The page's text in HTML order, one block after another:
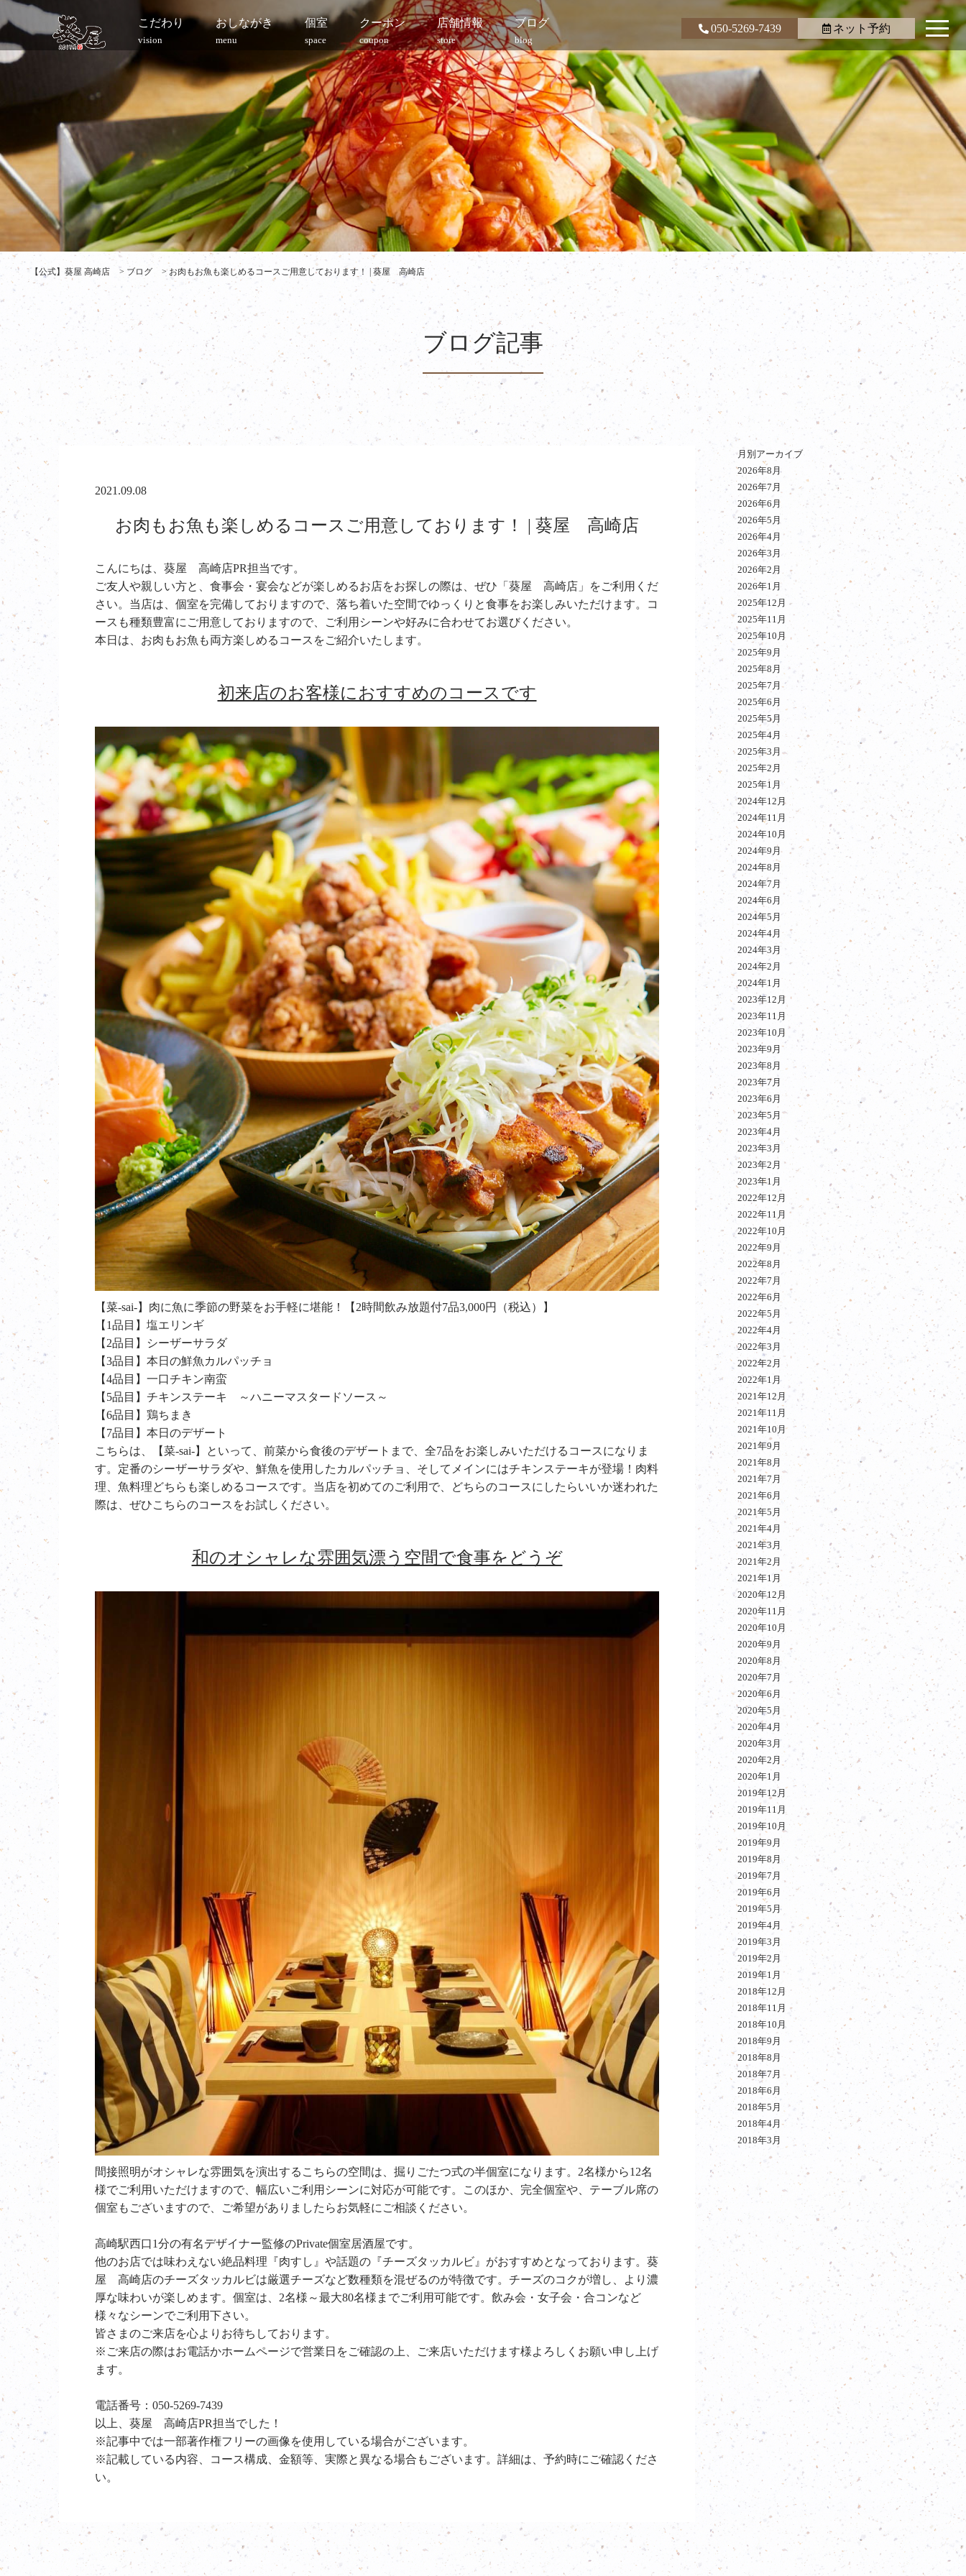
こだわり
vision
おしながき
menu
個室
space
クーポン
coupon
店舗情報
store
ブログ
blog
050-5269-7439 ネット予約
【公式】葵屋 高崎店 > ブログ > お肉もお魚も楽しめるコースご用意しております！ | 葵屋 高崎店
ブログ記事
2021.09.08
お肉もお魚も楽しめるコースご用意しております！ | 葵屋 高崎店
こんにちは、葵屋 高崎店PR担当です。
ご友人や親しい方と、食事会・宴会などが楽しめるお店をお探しの際は、ぜひ「葵屋 高崎店」をご利用くだ
さい。当店は、個室を完備しておりますので、落ち着いた空間でゆっくりと食事をお楽しみいただけます。コ
ースも種類豊富にご用意しておりますので、ご利用シーンや好みに合わせてお選びください。
本日は、お肉もお魚も両方楽しめるコースをご紹介いたします。
初来店のお客様におすすめのコースです
【菜-sai-】肉に魚に季節の野菜をお手軽に堪能！【2時間飲み放題付7品3,000円（税込）】
【1品目】塩エリンギ
【2品目】シーザーサラダ
【3品目】本日の鮮魚カルパッチョ
【4品目】一口チキン南蛮
【5品目】チキンステーキ ～ハニーマスタードソース～
【6品目】鶏ちまき
【7品目】本日のデザート
こちらは、【菜-sai-】といって、前菜から食後のデザートまで、全7品をお楽しみいただけるコースになりま
す。定番のシーザーサラダや、鮮魚を使用したカルパッチョ、そしてメインにはチキンステーキが登場！肉料
理、魚料理どちらも楽しめるコースです。当店を初めてのご利用で、どちらのコースにしたらいいか迷われた
際は、ぜひこちらのコースをお試しください。
和のオシャレな雰囲気漂う空間で食事をどうぞ
間接照明がオシャレな雰囲気を演出するこちらの空間は、掘りごたつ式の半個室になります。2名様から12名
様でご利用いただけますので、幅広いご利用シーンに対応が可能です。このほか、完全個室や、テーブル席の
個室もございますので、ご希望がありましたらお気軽にご相談ください。
高崎駅西口1分の有名デザイナー監修のPrivate個室居酒屋です。
他のお店では味わえない絶品料理『肉すし』や話題の『チーズタッカルビ』がおすすめとなっております。葵
屋 高崎店のチーズタッカルビは厳選チーズなど数種類を混ぜるのが特徴です。チーズのコクが増し、より濃
厚な味わいが楽しめます。個室は、2名様～最大80名様までご利用可能です。飲み会・女子会・合コンなど
様々なシーンでご利用下さい。
皆さまのご来店を心よりお待ちしております。
※ご来店の際はお電話かホームページで営業日をご確認の上、ご来店いただけます様よろしくお願い申し上げ
ます。
電話番号：050-5269-7439
以上、葵屋 高崎店PR担当でした！
※記事中では一部著作権フリーの画像を使用している場合がございます。
※記載している内容、コース構成、金額等、実際と異なる場合もございます。詳細は、予約時にご確認くださ
い。
月別アーカイブ
2026年8月
2026年7月
2026年6月
2026年5月
2026年4月
2026年3月
2026年2月
2026年1月
2025年12月
2025年11月
2025年10月
2025年9月
2025年8月
2025年7月
2025年6月
2025年5月
2025年4月
2025年3月
2025年2月
2025年1月
2024年12月
2024年11月
2024年10月
2024年9月
2024年8月
2024年7月
2024年6月
2024年5月
2024年4月
2024年3月
2024年2月
2024年1月
2023年12月
2023年11月
2023年10月
2023年9月
2023年8月
2023年7月
2023年6月
2023年5月
2023年4月
2023年3月
2023年2月
2023年1月
2022年12月
2022年11月
2022年10月
2022年9月
2022年8月
2022年7月
2022年6月
2022年5月
2022年4月
2022年3月
2022年2月
2022年1月
2021年12月
2021年11月
2021年10月
2021年9月
2021年8月
2021年7月
2021年6月
2021年5月
2021年4月
2021年3月
2021年2月
2021年1月
2020年12月
2020年11月
2020年10月
2020年9月
2020年8月
2020年7月
2020年6月
2020年5月
2020年4月
2020年3月
2020年2月
2020年1月
2019年12月
2019年11月
2019年10月
2019年9月
2019年8月
2019年7月
2019年6月
2019年5月
2019年4月
2019年3月
2019年2月
2019年1月
2018年12月
2018年11月
2018年10月
2018年9月
2018年8月
2018年7月
2018年6月
2018年5月
2018年4月
2018年3月